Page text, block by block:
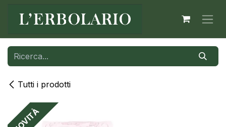
Tutti i prodotti
NOVITÀ